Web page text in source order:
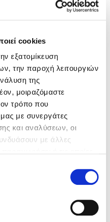
cookies
εξατομίκευση
την παροχή λειτουργιών
της
μοιραζόμαστε
τρόπο που
μας με συνεργάτες
και αναλύσεων, οι
με άλλες
τις προτιμήσεις των
τη συναίνεσή
τον κατάλληλο